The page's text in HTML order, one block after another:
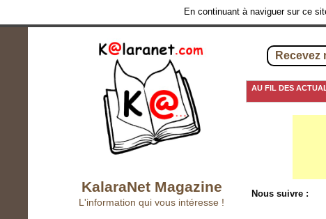
En continuant à naviguer sur ce
KalaraNet Magazine
L'information qui vous intéresse !
Recevez
AU FIL DES
21 septembre 2016-
Nous suivre :